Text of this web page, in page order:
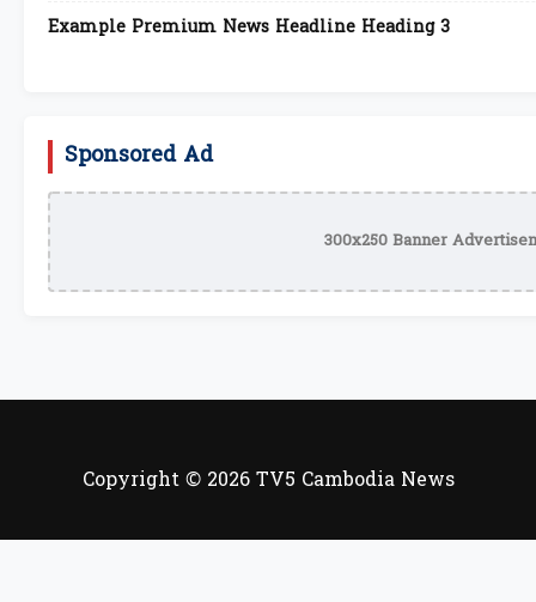
Example Premium News Headline Heading 3
Sponsored Ad
300x250 Banner
Copyright © 2026 TV5 Cambodia News